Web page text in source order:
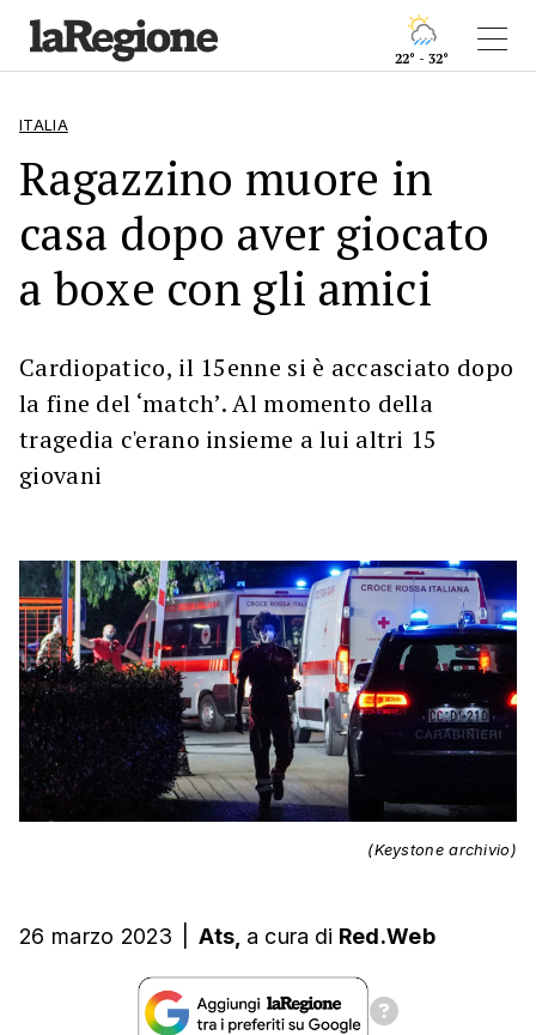
22° - 32°
ITALIA
Ragazzino muore in
casa dopo aver giocato
a boxe con gli amici
Cardiopatico, il 15enne si è accasciato dopo
la fine del ‘match’. Al momento della
tragedia c'erano insieme a lui altri 15
giovani
(Keystone archivio)
26 marzo 2023 Ats, a cura di Red.Web